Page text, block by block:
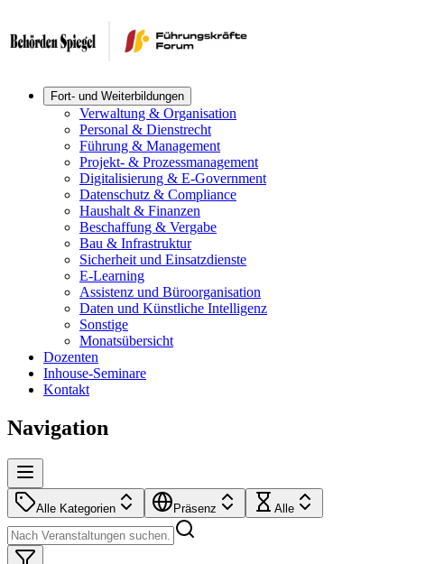
Fort- und Weiterbildungen
Verwaltung & Organisation
Personal & Dienstrecht
Führung & Management
Projekt- & Prozessmanagement
Digitalisierung & E-Government
Datenschutz & Compliance
Haushalt & Finanzen
Beschaffung & Vergabe
Bau & Infrastruktur
Sicherheit und Einsatzdienste
E-Learning
Assistenz und Büroorganisation
Daten und Künstliche Intelligenz
Sonstige
Monatsübersicht
Dozenten
Inhouse-Seminare
Kontakt
Navigation
Alle Kategorien Präsenz Alle